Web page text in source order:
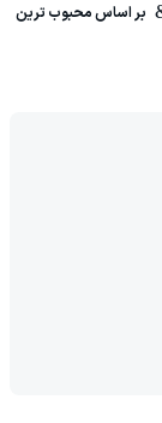
بر اساس محبوب ترین